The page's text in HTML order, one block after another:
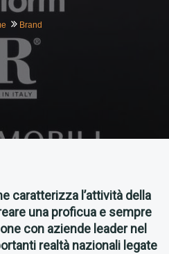
Brand
caratterizza l’attività della
una proficua e sempre
con aziende leader nel
realtà nazionali legate